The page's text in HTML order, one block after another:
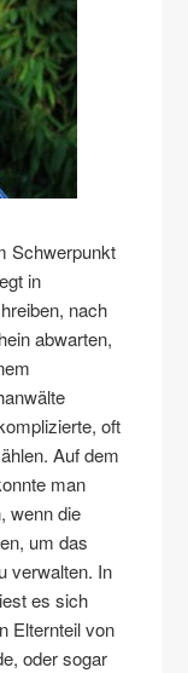
Schwerpunkt
in
nach
abwarten,
oft
Auf dem
man
wenn die
um das
verwalten. In
es sich
Elternteil von
oder sogar